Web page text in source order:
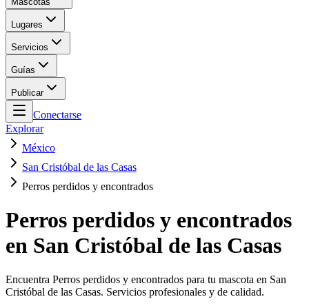
Lugares
Servicios
Guías
Publicar
Conectarse
Explorar
México
San Cristóbal de las Casas
Perros perdidos y encontrados
Perros perdidos y encontrados
en San Cristóbal de las Casas
Encuentra Perros perdidos y encontrados para tu mascota en San
Cristóbal de las Casas. Servicios profesionales y de calidad.